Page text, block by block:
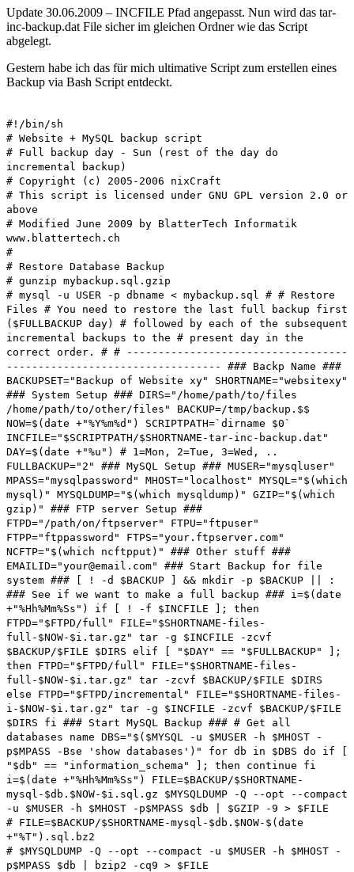
Update 30.06.2009 – INCFILE Pfad angepasst. Nun wird das tar-
inc-backup.dat File sicher im gleichen Ordner wie das Script
abgelegt.
Gestern habe ich das für mich ultimative Script zum erstellen eines
Backup via Bash Script entdeckt.
#!/bin/sh
# Website + MySQL backup script
# Full backup day - Sun (rest of the day do
incremental backup)
# Copyright (c) 2005-2006 nixCraft
# This script is licensed under GNU GPL version 2.0 or
above
# Modified June 2009 by BlatterTech Informatik
www.blattertech.ch
#
# Restore Database Backup
# gunzip mybackup.sql.gzip
# mysql -u USER -p dbname < mybackup.sql # # Restore
Files # You need to restore the last full backup first
($FULLBACKUP day) # followed by each of the subsequent
incremental backups to the # present day in the
correct order. # # -----------------------------------
---------------------------------- ### Backp Name ###
BACKUPSET="Backup of Website xy" SHORTNAME="websitexy"
### System Setup ### DIRS="/home/path/to/files
/home/path/to/other/files" BACKUP=/tmp/backup.$$
NOW=$(date +"%Y%m%d") SCRIPTPATH=`dirname $0`
INCFILE="$SCRIPTPATH/$SHORTNAME-tar-inc-backup.dat"
DAY=$(date +"%u") # 1=Mon, 2=Tue, 3=Wed, ..
FULLBACKUP="2" ### MySQL Setup ### MUSER="mysqluser"
MPASS="mysqlpassword" MHOST="localhost" MYSQL="$(which
mysql)" MYSQLDUMP="$(which mysqldump)" GZIP="$(which
gzip)" ### FTP server Setup ###
FTPD="/path/on/ftpserver" FTPU="ftpuser"
FTPP="ftppassword" FTPS="your.ftpserver.com"
NCFTP="$(which ncftpput)" ### Other stuff ###
EMAILID="your@email.com" ### Start Backup for file
system ### [ ! -d $BACKUP ] && mkdir -p $BACKUP || :
### See if we want to make a full backup ### i=$(date
+"%Hh%Mm%Ss") if [ ! -f $INCFILE ]; then
FTPD="$FTPD/full" FILE="$SHORTNAME-files-
full-$NOW-$i.tar.gz" tar -g $INCFILE -zcvf
$BACKUP/$FILE $DIRS elif [ "$DAY" == "$FULLBACKUP" ];
then FTPD="$FTPD/full" FILE="$SHORTNAME-files-
full-$NOW-$i.tar.gz" tar -zcvf $BACKUP/$FILE $DIRS
else FTPD="$FTPD/incremental" FILE="$SHORTNAME-files-
i-$NOW-$i.tar.gz" tar -g $INCFILE -zcvf $BACKUP/$FILE
$DIRS fi ### Start MySQL Backup ### # Get all
databases name DBS="$($MYSQL -u $MUSER -h $MHOST -
p$MPASS -Bse 'show databases')" for db in $DBS do if [
"$db" == "information_schema" ]; then continue fi
i=$(date +"%Hh%Mm%Ss") FILE=$BACKUP/$SHORTNAME-
mysql-$db.$NOW-$i.sql.gz $MYSQLDUMP -Q --opt --compact
-u $MUSER -h $MHOST -p$MPASS $db | $GZIP -9 > $FILE
# FILE=$BACKUP/$SHORTNAME-mysql-$db.$NOW-$(date
+"%T").sql.bz2
# $MYSQLDUMP -Q --opt --compact -u $MUSER -h $MHOST -
p$MPASS $db | bzip2 -cq9 > $FILE